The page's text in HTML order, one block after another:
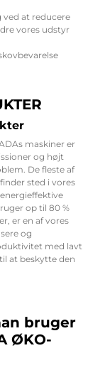
ved at reducere
vores udstyr
maskiner er
og højt
De fleste af
sted i vores
op til 80 %
er en af vores
og
med lavt
at beskytte den
bruger
ØKO-